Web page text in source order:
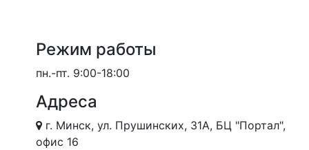
Режим работы
пн.-пт. 9:00-18:00
Адреса
г. Минск, ул. Прушинских, 31А, БЦ "Портал",
офис 16